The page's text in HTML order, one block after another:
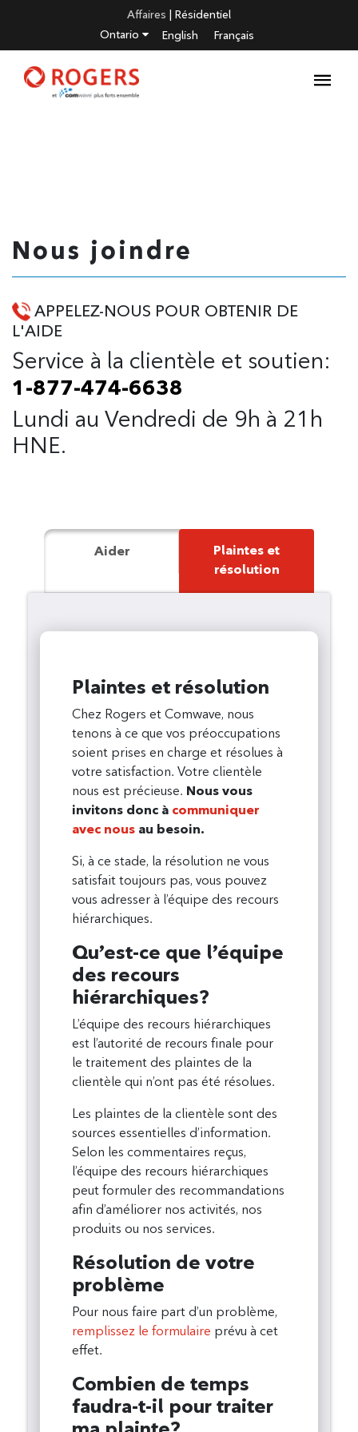
Affaires | Résidentiel
Ontario
English Français
Nous joindre
APPELEZ-NOUS POUR OBTENIR DE
L'AIDE
Service à la clientèle et soutien:
1-877-474-6638
Lundi au Vendredi de 9h à 21h
HNE.
Aider
Plaintes et
résolution
Plaintes et résolution
Chez Rogers et Comwave, nous
tenons à ce que vos préoccupations
soient prises en charge et résolues à
votre satisfaction. Votre clientèle
nous est précieuse. Nous vous
invitons donc à communiquer
avec nous au besoin.
Si, à ce stade, la résolution ne vous
satisfait toujours pas, vous pouvez
vous adresser à l’équipe des recours
hiérarchiques.
Qu’est-ce que l’équipe
des recours
hiérarchiques?
L’équipe des recours hiérarchiques
est l’autorité de recours finale pour
le traitement des plaintes de la
clientèle qui n’ont pas été résolues.
Les plaintes de la clientèle sont des
sources essentielles d’information.
Selon les commentaires reçus,
l’équipe des recours hiérarchiques
peut formuler des recommandations
afin d’améliorer nos activités, nos
produits ou nos services.
Résolution de votre
problème
Pour nous faire part d’un problème,
remplissez le formulaire prévu à cet
effet.
Combien de temps
faudra-t-il pour traiter